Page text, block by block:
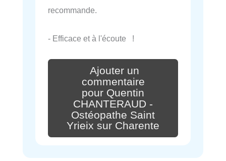
recommande.
- Efficace et à l'écoute !
Ajouter un
commentaire
pour Quentin
CHANTERAUD -
Ostéopathe Saint
Yrieix sur Charente